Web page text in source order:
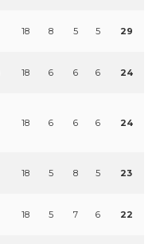
18 8 5 5 29
18 6 6 6 24
18 6 6 6 24
18 5 8 5 23
18 5 7 6 22